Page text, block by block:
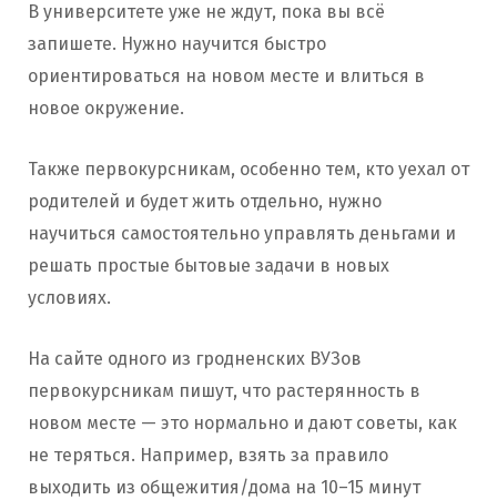
В университете уже не ждут, пока вы всё
запишете. Нужно научится быстро
ориентироваться на новом месте и влиться в
новое окружение.
Также первокурсникам, особенно тем, кто уехал от
родителей и будет жить отдельно, нужно
научиться самостоятельно управлять деньгами и
решать простые бытовые задачи в новых
условиях.
На сайте одного из гродненских ВУЗов
первокурсникам пишут, что растерянность в
новом месте — это нормально и дают советы, как
не теряться. Например, взять за правило
выходить из общежития/дома на 10–15 минут